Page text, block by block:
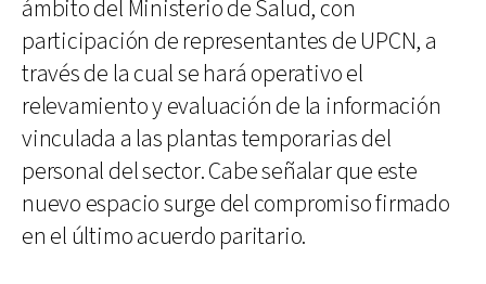
ámbito del Ministerio de Salud, con
participación de representantes de UPCN, a
través de la cual se hará operativo el
relevamiento y evaluación de la información
vinculada a las plantas temporarias del
personal del sector. Cabe señalar que este
nuevo espacio surge del compromiso firmado
en el último acuerdo paritario.